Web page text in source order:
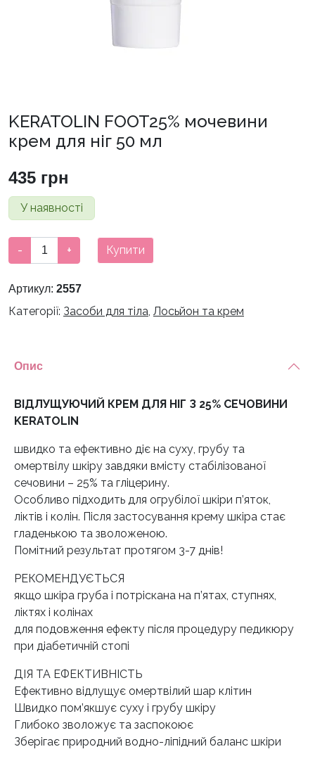
KERATOLIN FOOT25% мочевини
крем для ніг 50 мл
435 грн
У наявності
KERATOLIN
FOOT25%
крем
для
мл
- + Купити
Артикул: 2557
Категорії: Засоби для тіла, Лосьйон та крем
Опис
ВІДЛУЩУЮЧИЙ КРЕМ ДЛЯ НІГ З 25% СЕЧОВИНИ
KERATOLIN
швидко та ефективно діє на суху, грубу та
омертвілу шкіру завдяки вмісту стабілізованої
сечовини – 25% та гліцерину.
Особливо підходить для огрубілої шкіри п’яток,
ліктів і колін. Після застосування крему шкіра стає
гладенькою та зволоженою.
Помітний результат протягом 3-7 днів!
РЕКОМЕНДУЄТЬСЯ
якщо шкіра груба і потріскана на п’ятах, ступнях,
ліктях і колінах
для подовження ефекту після процедуру педикюру
при діабетичній стопі
ДІЯ ТА ЕФЕКТИВНІСТЬ
Ефективно відлущує омертвілий шар клітин
Швидко пом’якшує суху і грубу шкіру
Глибоко зволожує та заспокоює
Зберігає природний водно-ліпідний баланс шкіри